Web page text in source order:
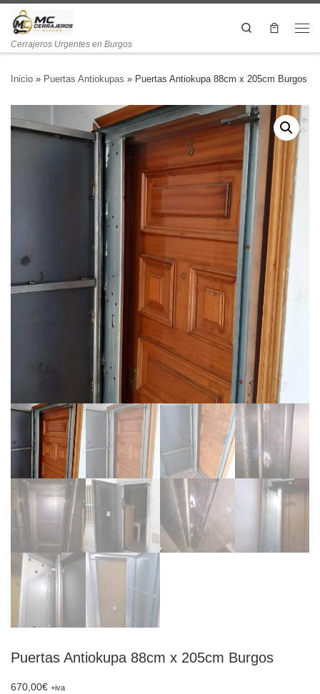
Cerrajeros Urgentes en Burgos
Search
Inicio » Puertas Antiokupas » Puertas Antiokupa 88cm x 205cm Burgos
Puertas Antiokupa 88cm x 205cm Burgos
670,00€ +iva